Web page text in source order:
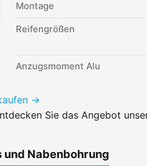
Montage
Reifengrößen
Anzugsmoment Alu
→
Sie das Angebot
Nabenbohrung